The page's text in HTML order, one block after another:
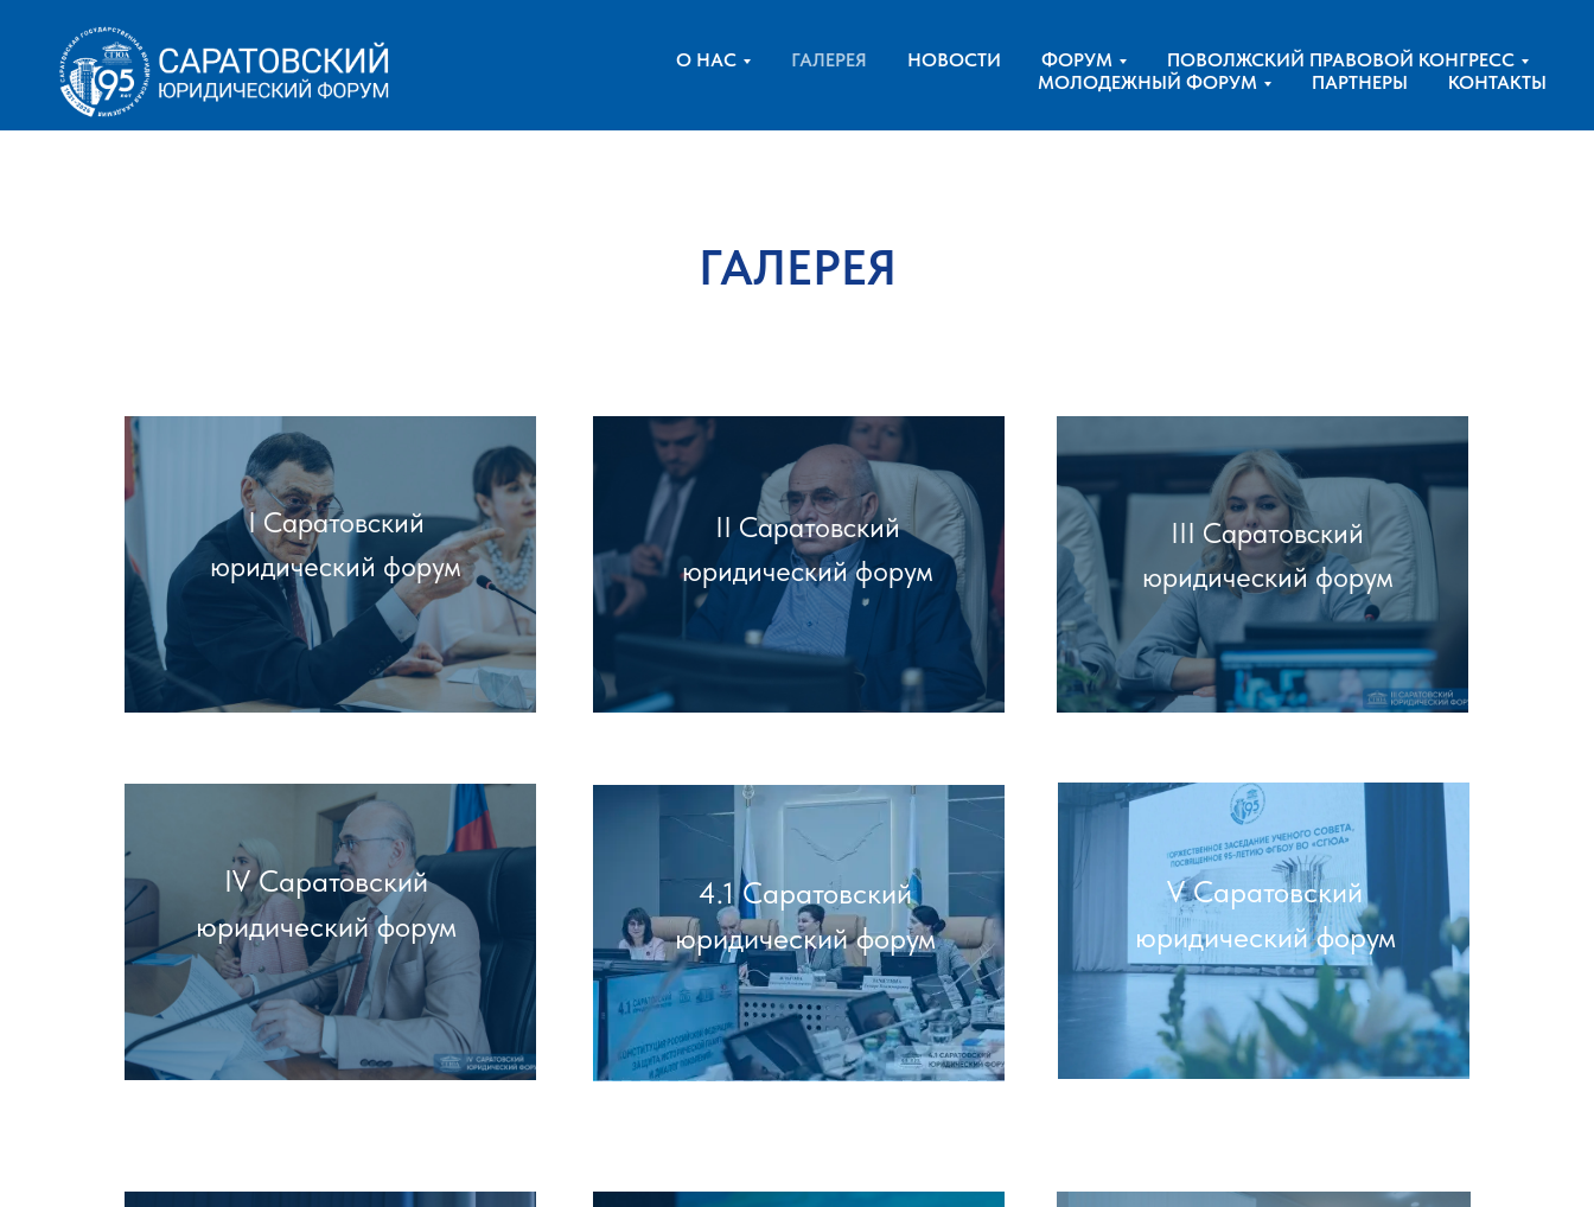
О НАС ГАЛЕРЕЯ НОВОСТИ ФОРУМ
ПОВОЛЖСКИЙ ПРАВОВОЙ КОНГРЕСС
МОЛОДЕЖНЫЙ ФОРУМ
ПАРТНЕРЫ КОНТАКТЫ
ГАЛЕРЕЯ
I Саратовский
юридический форум
IV Саратовский
юридический форум
V Саратовский
юридический форум
4.1 Саратовский
юридический форум
II Саратовский
юридический форум
III Саратовский
юридический форум